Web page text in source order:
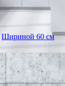
Шириной 60 см